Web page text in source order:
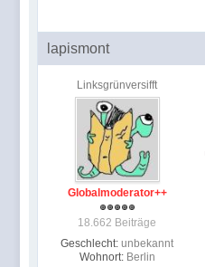
lapismont
Linksgrünversifft
Globalmoderator++
18.662 Beiträge
Geschlecht: unbekannt
Wohnort: Berlin